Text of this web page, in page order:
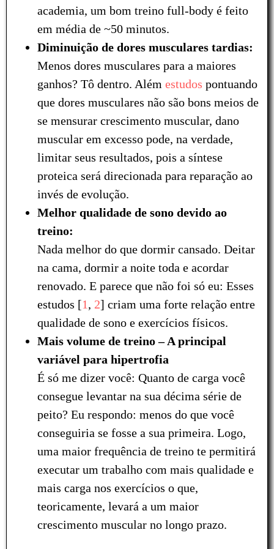
academia, um bom treino full-body é feito
em média de ~50 minutos.
Diminuição de dores musculares tardias:
Menos dores musculares para a maiores
ganhos? Tô dentro. Além estudos pontuando
que dores musculares não são bons meios de
se mensurar crescimento muscular, dano
muscular em excesso pode, na verdade,
limitar seus resultados, pois a síntese
proteica será direcionada para reparação ao
invés de evolução.
Melhor qualidade de sono devido ao
treino:
Nada melhor do que dormir cansado. Deitar
na cama, dormir a noite toda e acordar
renovado. E parece que não foi só eu: Esses
estudos [1 , 2] criam uma forte relação entre
qualidade de sono e exercícios físicos.
Mais volume de treino – A principal
variável para hipertrofia
É só me dizer você: Quanto de carga você
consegue levantar na sua décima série de
peito? Eu respondo: menos do que você
conseguiria se fosse a sua primeira. Logo,
uma maior frequência de treino te permitirá
executar um trabalho com mais qualidade e
mais carga nos exercícios o que,
teoricamente, levará a um maior
crescimento muscular no longo prazo.